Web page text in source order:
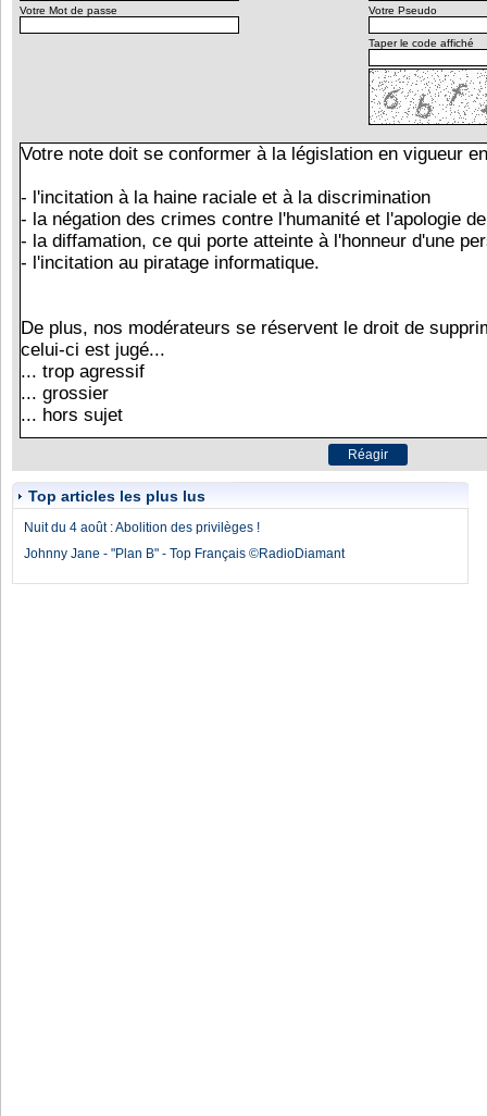
Votre Mot de passe Votre Pseudo
Taper le code affiché
Top articles les plus lus
Nuit du 4 août : Abolition des privilèges !
Johnny Jane - "Plan B" - Top Français ©RadioDiamant